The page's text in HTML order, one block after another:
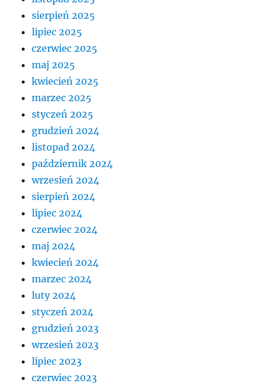
sierpień 2025
lipiec 2025
czerwiec 2025
maj 2025
kwiecień 2025
marzec 2025
styczeń 2025
grudzień 2024
listopad 2024
październik 2024
wrzesień 2024
sierpień 2024
lipiec 2024
czerwiec 2024
maj 2024
kwiecień 2024
marzec 2024
luty 2024
styczeń 2024
grudzień 2023
wrzesień 2023
lipiec 2023
czerwiec 2023